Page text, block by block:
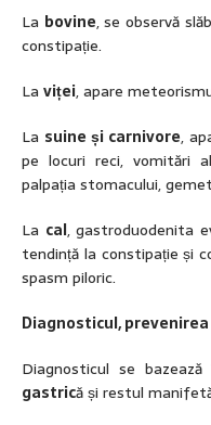
La bovine, se observă
constipație.
La viței, apare
La suine și carnivore,
pe locuri reci, vomitări
palpația stomacului,
La cal, gastroduodenita
tendință la constipație și
spasm piloric.
Diagnosticul,
Diagnosticul se
gastrică și restul